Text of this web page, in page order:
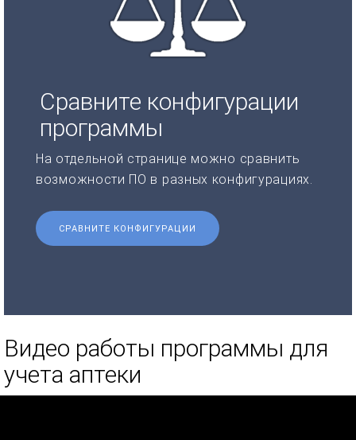
Сравните конфигурации
программы
На отдельной странице можно сравнить
возможности ПО в разных конфигурациях.
СРАВНИТЕ КОНФИГУРАЦИИ
Видео работы программы для
учета аптеки